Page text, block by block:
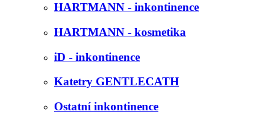
HARTMANN - inkontinence
HARTMANN - kosmetika
iD - inkontinence
Katetry GENTLECATH
Ostatní inkontinence